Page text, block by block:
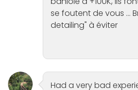
se foutent de vous ...
detailing" à éviter
Had a very bad